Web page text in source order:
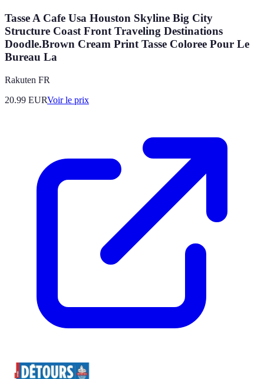
Tasse A Cafe Usa Houston Skyline Big City
Structure Coast Front Traveling Destinations
Doodle.Brown Cream Print Tasse Coloree Pour Le
Bureau La
Rakuten FR
20.99 EURVoir le prix